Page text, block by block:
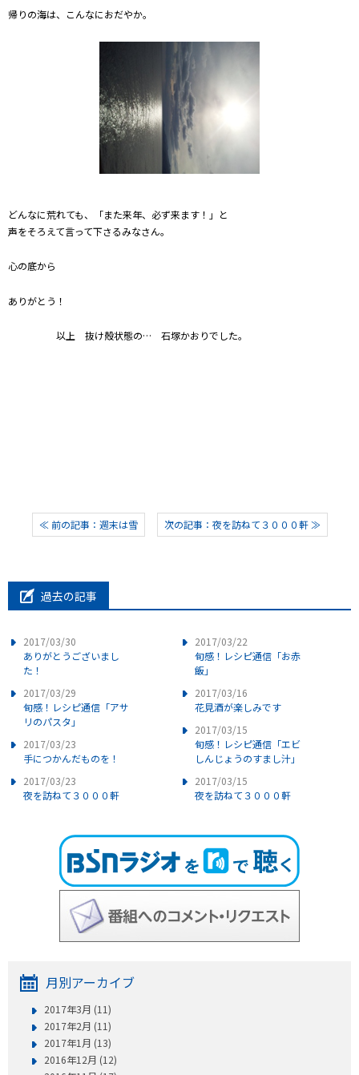
帰りの海は、こんなにおだやか。
どんなに荒れても、「また来年、必ず来ます！」と
声をそろえて言って下さるみなさん。
心の底から
ありがとう！
以上 抜け殻状態の… 石塚かおりでした。
≪ 前の記事：週末は雪 次の記事：夜を訪ねて３０００軒 ≫
過去の記事
2017/03/30
ありがとうございまし
た！
2017/03/29
旬感！レシピ通信「アサ
リのパスタ」
2017/03/23
手につかんだものを！
2017/03/23
夜を訪ねて３０００軒
2017/03/22
旬感！レシピ通信「お赤
飯」
2017/03/16
花見酒が楽しみです
2017/03/15
旬感！レシピ通信「エビ
しんじょうのすまし汁」
2017/03/15
夜を訪ねて３０００軒
月別アーカイブ
2017年3月 (11)
2017年2月 (11)
2017年1月 (13)
2016年12月 (12)